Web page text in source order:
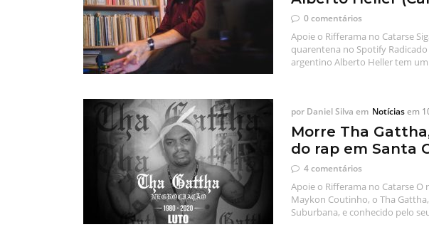
0 comentários
Apoie o Rifferama no Catarse
quarentena no Spotify
argentino Alberto Heller tem
por Daniel Silva em Notíciasem
Morre Tha
do rap em Santa
4 comentários
Apoie o Rifferama no Catarse O
Maykon Coutinho, o Tha
Suburbana, e conhecido pelo